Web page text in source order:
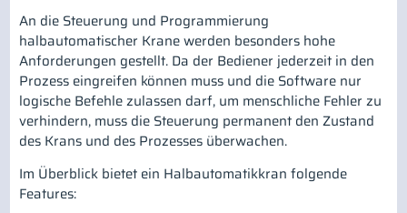
An die Steuerung und Programmierung
halbautomatischer Krane werden besonders hohe
Anforderungen gestellt. Da der Bediener jederzeit in den
Prozess eingreifen können muss und die Software nur
logische Befehle zulassen darf, um menschliche Fehler zu
verhindern, muss die Steuerung permanent den Zustand
des Krans und des Prozesses überwachen.
Im Überblick bietet ein Halbautomatikkran folgende
Features: